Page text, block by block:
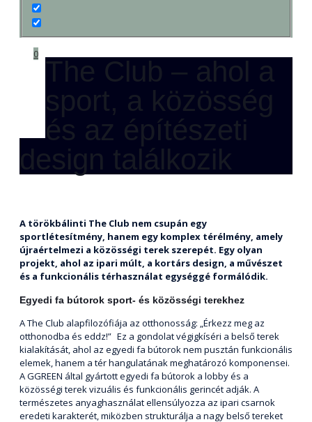
0
The Club – ahol a
sport, a közösség
és az építészeti
design találkozik
A törökbálinti The Club nem csupán egy
sportlétesítmény, hanem egy komplex térélmény, amely
újraértelmezi a közösségi terek szerepét. Egy olyan
projekt, ahol az ipari múlt, a kortárs design, a művészet
és a funkcionális térhasználat egységgé formálódik.
Egyedi fa bútorok sport- és közösségi terekhez
A The Club alapfilozófiája az otthonosság: „Érkezz meg az
otthonodba és eddz!” Ez a gondolat végigkíséri a belső terek
kialakítását, ahol az egyedi fa bútorok nem pusztán funkcionális
elemek, hanem a tér hangulatának meghatározó komponensei.
A GGREEN által gyártott egyedi fa bútorok a lobby és a
közösségi terek vizuális és funkcionális gerincét adják. A
természetes anyaghasználat ellensúlyozza az ipari csarnok
eredeti karakterét, miközben strukturálja a nagy belső tereket